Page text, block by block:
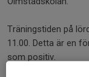
Träningstiden på
11.00. Detta är en
som positiv.